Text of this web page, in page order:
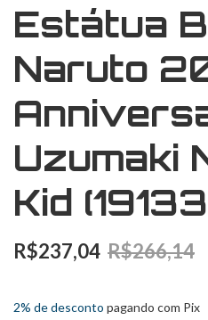
Estátua
Naruto
Uzumaki
Kid
R$237,04 R$266,14
2% de desconto pagando com Pix